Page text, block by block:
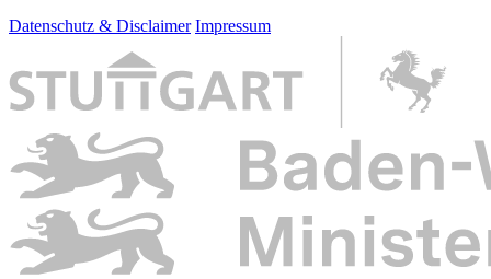
Datenschutz & Disclaimer Impressum